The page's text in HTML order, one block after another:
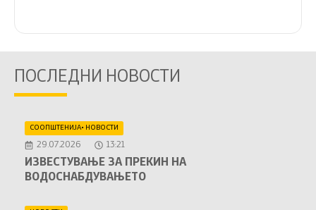
ПОСЛЕДНИ НОВОСТИ
СООПШТЕНИЈА• НОВОСТИ
29.07.2026 13:21
ИЗВЕСТУВАЊЕ ЗА ПРЕКИН НА
ВОДОСНАБДУВАЊЕТО